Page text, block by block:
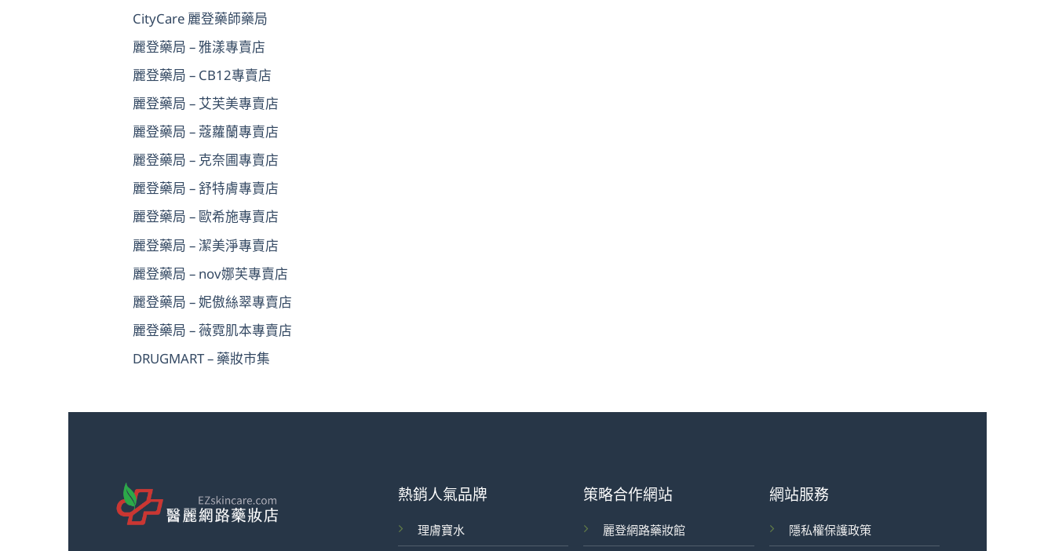
CityCare 麗登藥師藥局
麗登藥局 – 雅漾專賣店
麗登藥局 – CB12專賣店
麗登藥局 – 艾芙美專賣店
麗登藥局 – 蔻蘿蘭專賣店
麗登藥局 – 克奈圃專賣店
麗登藥局 – 舒特膚專賣店
麗登藥局 – 歐希施專賣店
麗登藥局 – 潔美淨專賣店
麗登藥局 – nov娜芙專賣店
麗登藥局 – 妮傲絲翠專賣店
麗登藥局 – 薇霓肌本專賣店
DRUGMART – 藥妝市集
熱銷人氣品牌
理膚寶水
策略合作網站
麗登網路藥妝館
網站服務
隱私權保護政策